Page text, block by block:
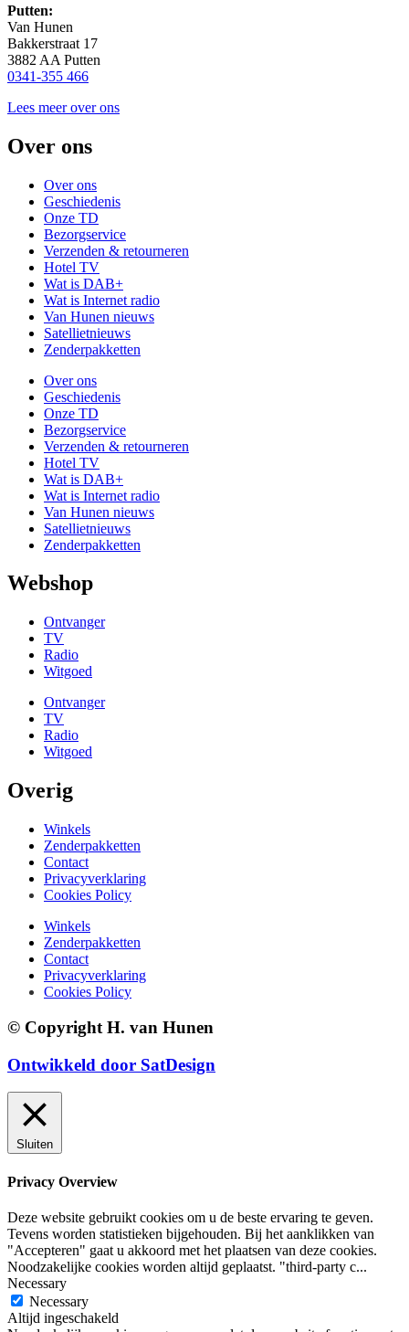
Putten:
Van Hunen
Bakkerstraat 17
3882 AA Putten
0341-355 466
Lees meer over ons
Over ons
Over ons
Geschiedenis
Onze TD
Bezorgservice
Verzenden & retourneren
Hotel TV
Wat is DAB+
Wat is Internet radio
Van Hunen nieuws
Satellietnieuws
Zenderpakketten
Over ons
Geschiedenis
Onze TD
Bezorgservice
Verzenden & retourneren
Hotel TV
Wat is DAB+
Wat is Internet radio
Van Hunen nieuws
Satellietnieuws
Zenderpakketten
Webshop
Ontvanger
TV
Radio
Witgoed
Ontvanger
TV
Radio
Witgoed
Overig
Winkels
Zenderpakketten
Contact
Privacyverklaring
Cookies Policy
Winkels
Zenderpakketten
Contact
Privacyverklaring
Cookies Policy
© Copyright H. van Hunen
Ontwikkeld door SatDesign
Sluiten
Privacy Overview
Deze website gebruikt cookies om u de beste ervaring te geven.
Tevens worden statistieken bijgehouden. Bij het aanklikken van
"Accepteren" gaat u akkoord met het plaatsen van deze cookies.
Noodzakelijke cookies worden altijd geplaatst. "third-party c...
Necessary
Necessary
Altijd ingeschakeld